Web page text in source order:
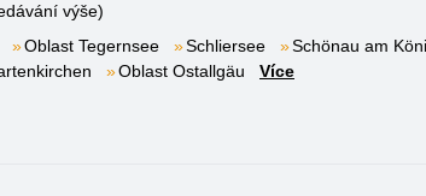
výše)
Oblast Tegernsee Schliersee Schönau am
Oblast Ostallgäu
Více